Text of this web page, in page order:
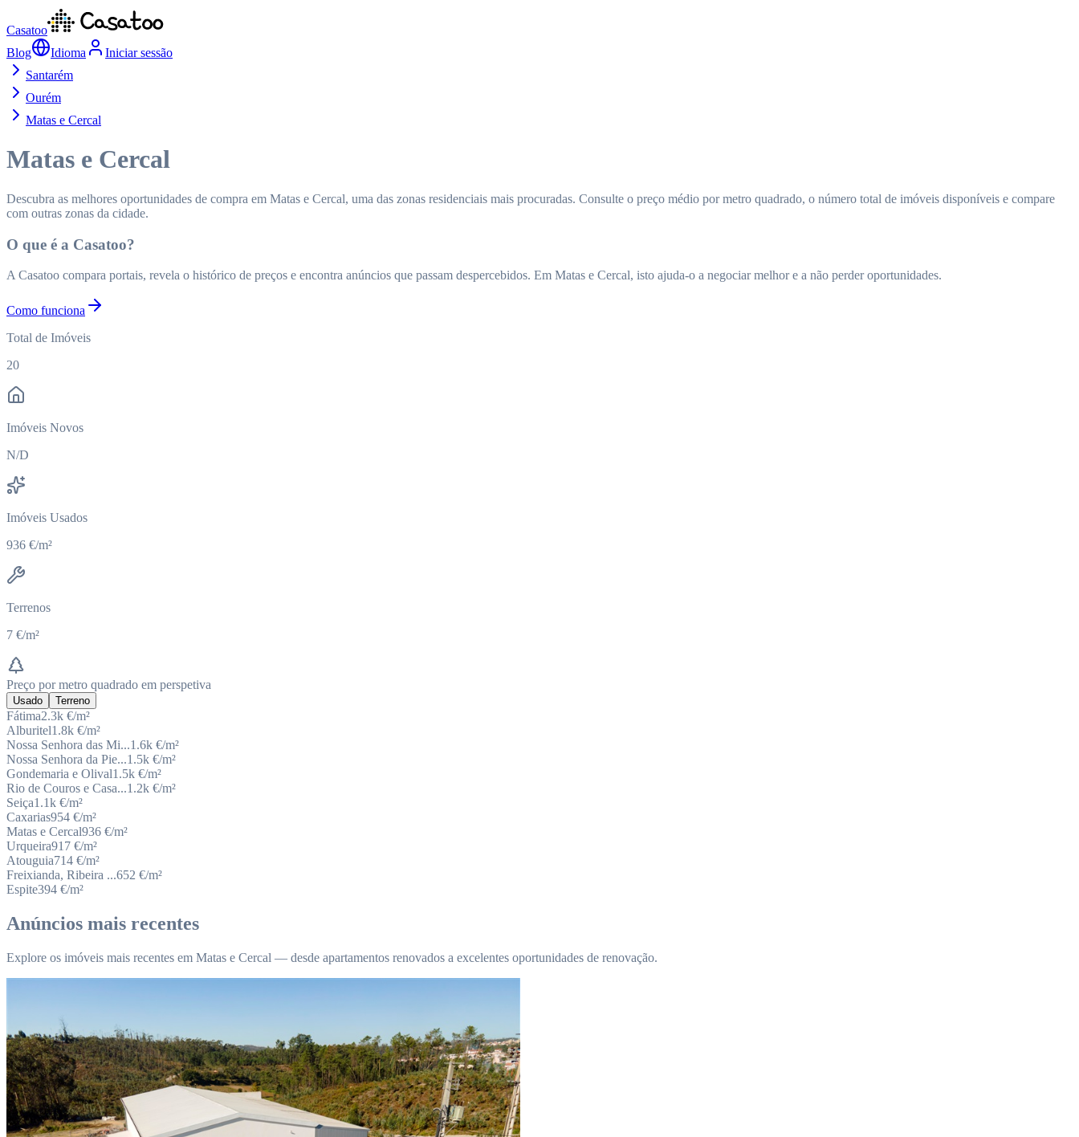
Casatoo
Blog
Idioma
Iniciar sessão
Santarém
Ourém
Matas e Cercal
Matas e Cercal
Descubra as melhores oportunidades de compra em Matas e Cercal, uma das zonas residenciais mais procuradas. Consulte o preço médio por metro quadrado, o número total de imóveis disponíveis e compare
com outras zonas da cidade.
O que é a Casatoo?
A Casatoo compara portais, revela o histórico de preços e encontra anúncios que passam despercebidos. Em Matas e Cercal, isto ajuda-o a negociar melhor e a não perder oportunidades.
Como funciona
Total de Imóveis
20
Imóveis Novos
N/D
Imóveis Usados
936 €/m²
Terrenos
7 €/m²
Preço por metro quadrado em perspetiva
Usado Terreno
Fátima2.3k €/m²
Alburitel1.8k €/m²
Nossa Senhora das Mi...1.6k €/m²
Nossa Senhora da Pie...1.5k €/m²
Gondemaria e Olival1.5k €/m²
Rio de Couros e Casa...1.2k €/m²
Seiça1.1k €/m²
Caxarias954 €/m²
Matas e Cercal936 €/m²
Urqueira917 €/m²
Atouguia714 €/m²
Freixianda, Ribeira ...652 €/m²
Espite394 €/m²
Anúncios mais recentes
Explore os imóveis mais recentes em Matas e Cercal — desde apartamentos renovados a excelentes oportunidades de renovação.